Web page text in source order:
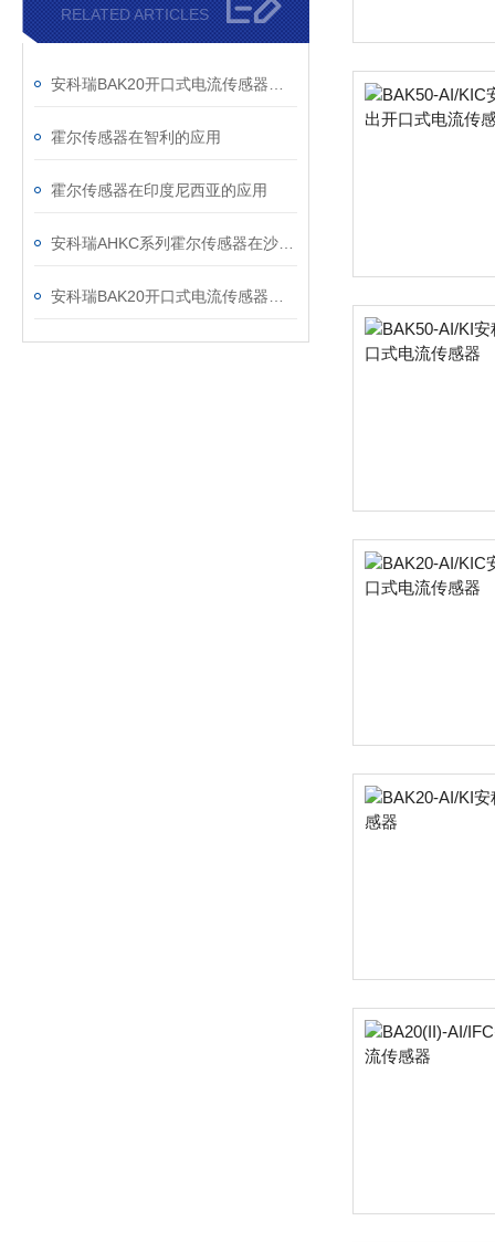
RELATED ARTICLES
霍尔传感器在智利的应用
霍尔传感器在印度尼西亚的应用